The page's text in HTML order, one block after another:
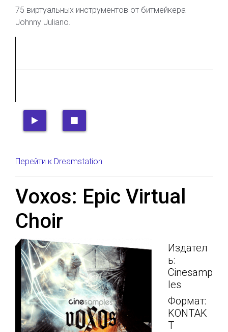
75 виртуальных инструментов от битмейкера
Johnny Juliano.
Перейти к Dreamstation
Voxos: Epic Virtual
Choir
Издател
ь:
Cinesamp
les
Формат:
KONTAK
T